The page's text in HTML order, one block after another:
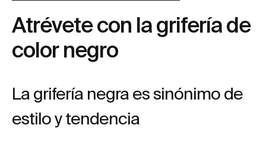
Atrévete con la grifería de
color negro
La grifería negra es sinónimo de
estilo y tendencia